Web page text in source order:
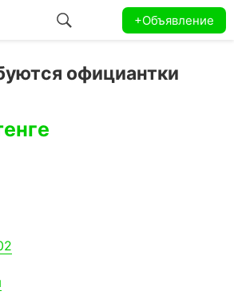
+Объявление
официантки